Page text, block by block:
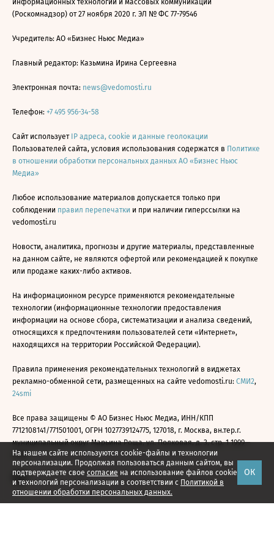
На нашем сайте используются cookie-файлы и технологии
персонализации. Продолжая пользоваться данным сайтом, вы
подтверждаете свое согласие на использование файлов cookie
и технологий персонализации в соответствии с Политикой в
отношении обработки персональных данных.
ОК
информационных технологий и массовых коммуникаций
(Роскомнадзор) от 27 ноября 2020 г. ЭЛ № ФС 77-79546
Учредитель: АО «Бизнес Ньюс Медиа»
Главный редактор: Казьмина Ирина Сергеевна
Электронная почта: news@vedomosti.ru
Телефон: +7 495 956-34-58
Сайт использует IP адреса, cookie и данные геолокации
Пользователей сайта, условия использования содержатся в Политике
в отношении обработки персональных данных АО «Бизнес Ньюс
Медиа»
Любое использование материалов допускается только при
соблюдении правил перепечатки и при наличии гиперссылки на
vedomosti.ru
Новости, аналитика, прогнозы и другие материалы, представленные
на данном сайте, не являются офертой или рекомендацией к покупке
или продаже каких-либо активов.
На информационном ресурсе применяются рекомендательные
технологии (информационные технологии предоставления
информации на основе сбора, систематизации и анализа сведений,
относящихся к предпочтениям пользователей сети «Интернет»,
находящихся на территории Российской Федерации).
Правила применения рекомендательных технологий в виджетах
рекламно-обменной сети, размещенных на сайте vedomosti.ru: СМИ2,
24smi
Все права защищены © АО Бизнес Ньюс Медиа, ИНН/КПП
7712108141/771501001, ОГРН 1027739124775, 127018, г. Москва, вн.тер.г.
муниципальный округ Марьина Роща, ул. Полковая, д. 3, стр. 1 1999—
2026